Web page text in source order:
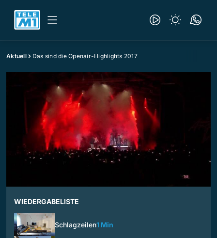
Aktuell Das sind die Openair-Highlights 2017
WIEDERGABELISTE
Schlagzeilen1 Min